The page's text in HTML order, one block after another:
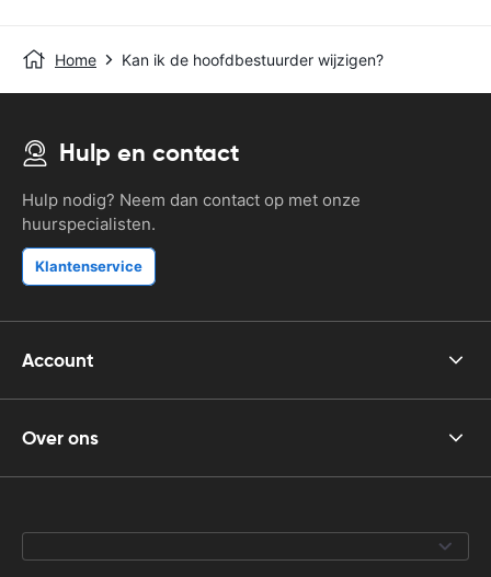
Home Kan ik de hoofdbestuurder wijzigen?
Hulp en contact
Hulp nodig? Neem dan contact op met onze
huurspecialisten.
Klantenservice
Account
Over ons